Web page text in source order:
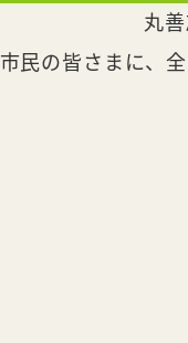
丸
市民の皆さまに、